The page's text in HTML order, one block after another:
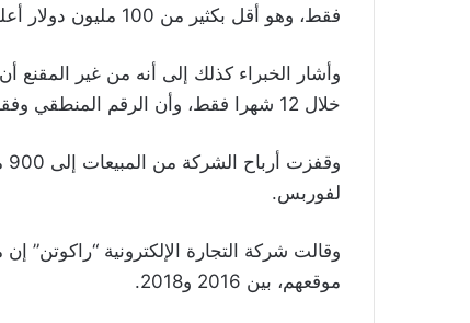
فقط، وهو أقل بكثير من 100 مليون دولار أعلن عنها ممثلو كايلي.
خلال 12 شهرا فقط، وأن الرقم المنطقي وفقا للحسابات، هو 41 مليون دولار.
لفوربس.
موقعهم، بين 2016 و2018.